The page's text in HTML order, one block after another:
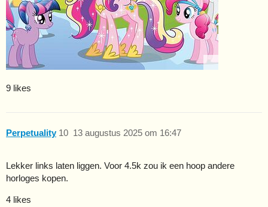
9 likes
Perpetuality 13 augustus 2025 om 16:47
10
Lekker links laten liggen. Voor 4.5k zou ik een hoop andere
horloges kopen.
4 likes